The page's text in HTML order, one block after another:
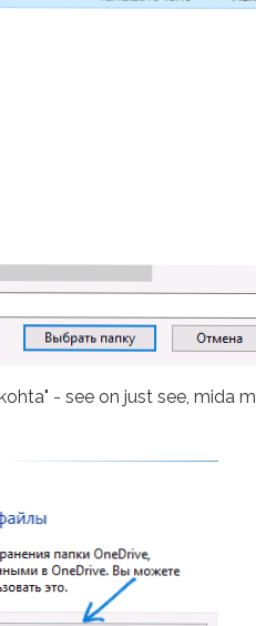
- see on just see, mida